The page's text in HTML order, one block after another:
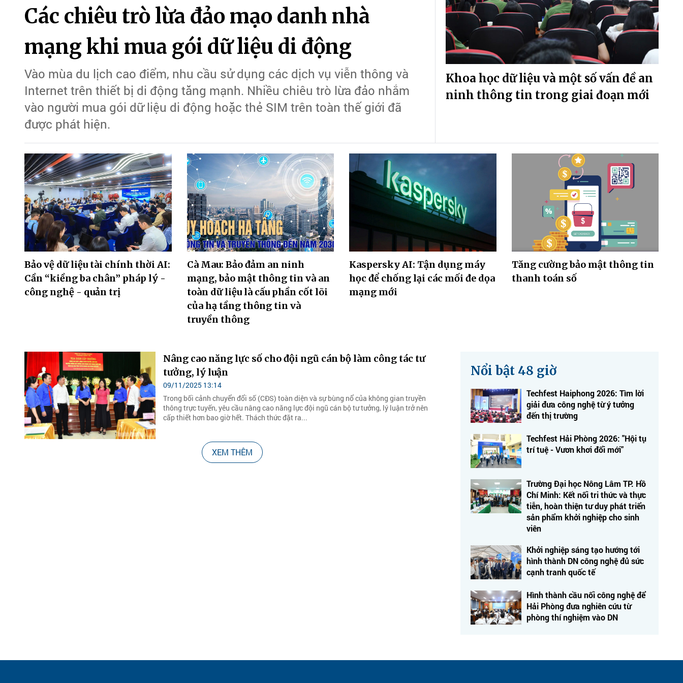
Các chiêu trò lừa đảo mạo danh nhà
mạng khi mua gói dữ liệu di động
Vào mùa du lịch cao điểm, nhu cầu sử dụng các dịch vụ viễn thông và
Internet trên thiết bị di động tăng mạnh. Nhiều chiêu trò lừa đảo nhắm
vào người mua gói dữ liệu di động hoặc thẻ SIM trên toàn thế giới đã
được phát hiện.
Khoa học dữ liệu và một số vấn đề an
ninh thông tin trong giai đoạn mới
Bảo vệ dữ liệu tài chính thời AI:
Cần “kiềng ba chân” pháp lý -
công nghệ - quản trị
Cà Mau: Bảo đảm an ninh
mạng, bảo mật thông tin và an
toàn dữ liệu là cấu phần cốt lõi
của hạ tầng thông tin và
truyền thông
Kaspersky AI: Tận dụng máy
học để chống lại các mối đe dọa
mạng mới
Tăng cường bảo mật thông tin
thanh toán số
Nâng cao năng lực số cho đội ngũ cán bộ làm công tác tư
tưởng, lý luận
09/11/2025 13:14
Trong bối cảnh chuyển đổi số (CĐS) toàn diện và sự bùng nổ của không gian truyền
thông trực tuyến, yêu cầu nâng cao năng lực đội ngũ cán bộ tư tưởng, lý luận trở nên
cấp thiết hơn bao giờ hết. Thách thức đặt ra...
XEM THÊM
Nổi bật 48 giờ
Techfest Haiphong 2026: Tìm lời
giải đưa công nghệ từ ý tưởng
đến thị trường
Techfest Hải Phòng 2026: "Hội tụ
trí tuệ - Vươn khơi đổi mới"
Trường Đại học Nông Lâm TP. Hồ
Chí Minh: Kết nối tri thức và thực
tiễn, hoàn thiện tư duy phát triển
sản phẩm khởi nghiệp cho sinh
viên
Khởi nghiệp sáng tạo hướng tới
hình thành DN công nghệ đủ sức
cạnh tranh quốc tế
Hình thành cầu nối công nghệ để
Hải Phòng đưa nghiên cứu từ
phòng thí nghiệm vào DN